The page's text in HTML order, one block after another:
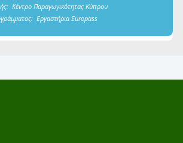
Κέντρο Παραγωγικότητας Κύπρου
Εργαστήρια Europass